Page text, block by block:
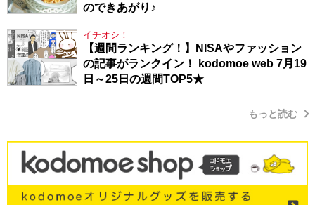
のできあがり♪
イチオシ！
【週間ランキング！】NISAやファッション
の記事がランクイン！ kodomoe web 7月19
日～25日の週間TOP5★
もっと読む